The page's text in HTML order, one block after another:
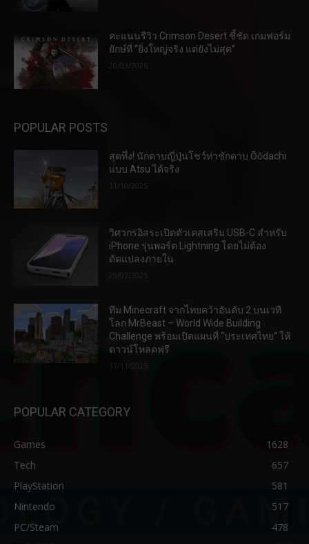
คะแนนรีวิว Crimson Desert ชี้ชัด เกมฟอร์ม
ยักษ์ที่ “ยิ่งใหญ่จริง แต่ยังไม่สุด”
20/03/2026
POPULAR POSTS
สุดทึ่ง! นักดาบญี่ปุ่นโชว์ท่าชักดาบ Ōōdachi
แบบ Atsu ได้จริง
11/10/2025
วิศวกรอิสระเปิดตัวเคสเสริม USB-C สำหรับ
iPhone รุ่นพอร์ต Lightning โดยไม่ต้อง
ดัดแปลงภายใน
ทีม Minecraft จากไทยคว้าอันดับ 2 บนเวที
โลก MrBeast – World Wide Building
Challenge พร้อมเปิดแผนที่ “ประเทศไทย” ให้
ดาวน์โหลดฟรี
17/11/2025
POPULAR CATEGORY
Games
1628
Tech
657
PlayStation
581
Nintendo
517
PC/Steam
478